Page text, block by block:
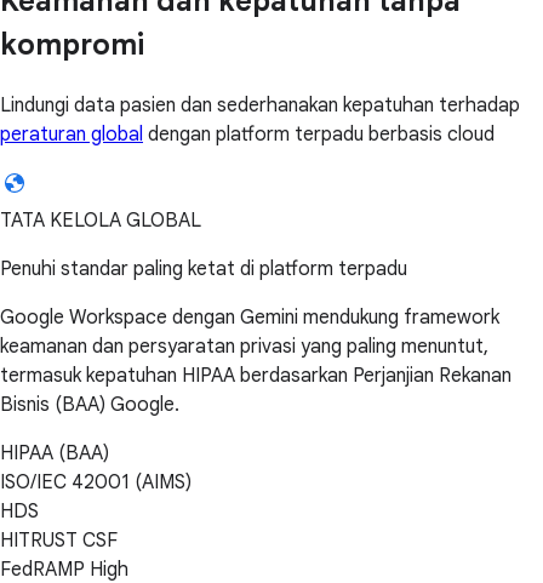
kompromi
Lindungi data pasien dan sederhanakan kepatuhan terhadap
peraturan global dengan platform terpadu berbasis cloud
TATA KELOLA GLOBAL
Penuhi standar paling ketat di platform terpadu
Google Workspace dengan Gemini mendukung framework
keamanan dan persyaratan privasi yang paling menuntut,
termasuk kepatuhan HIPAA berdasarkan Perjanjian Rekanan
Bisnis (BAA) Google.
HIPAA (BAA)
ISO/IEC 42001 (AIMS)
HDS
HITRUST CSF
FedRAMP High